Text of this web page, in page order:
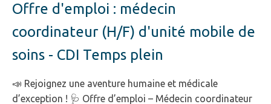
Offre d'emploi : médecin
coordinateur (H/F) d'unité mobile de
soins - CDI Temps plein
📣 Rejoignez une aventure humaine et médicale
d’exception ! 🩺 Offre d’emploi – Médecin coordinateur